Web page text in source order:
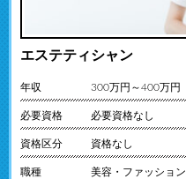
エステティシャン
年収 300万円～400万円
必要資格 必要資格なし
資格区分 資格なし
職種 美容・ファッション